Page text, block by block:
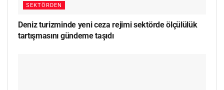
SEKTÖRDEN
Deniz turizminde yeni ceza rejimi sektörde ölçülülük
tartışmasını gündeme taşıdı